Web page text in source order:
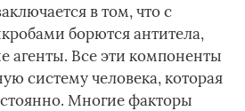
в том, что с
борются антитела,
агенты. Все эти компоненты
систему человека, которая
Многие факторы